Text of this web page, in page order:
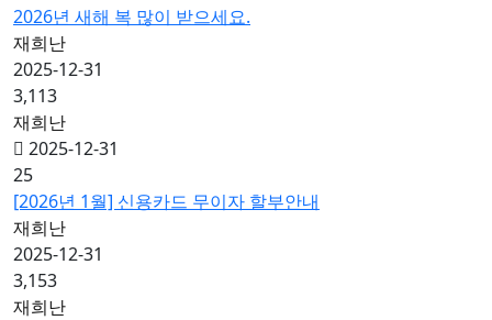
2026년 새해 복 많이 받으세요.
재희난
2025-12-31
3,113
재희난
2025-12-31
25
[2026년 1월] 신용카드 무이자 할부안내
재희난
2025-12-31
3,153
재희난